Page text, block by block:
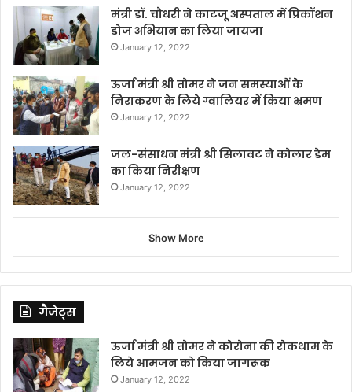
मंत्री डॉ. चौधरी ने काटजू अस्पताल में प्रिकॉशन
डोज अभियान का लिया जायजा
January 12, 2022
ऊर्जा मंत्री श्री तोमर ने जन समस्याओं के
निराकरण के लिये ग्वालियर में किया भ्रमण
January 12, 2022
जल-संसाधन मंत्री श्री सिलावट ने कोलार डेम
का किया निरीक्षण
January 12, 2022
Show More
गैजेट्स
ऊर्जा मंत्री श्री तोमर ने कोरोना की रोकथाम के
लिये आमजन को किया जागरूक
January 12, 2022